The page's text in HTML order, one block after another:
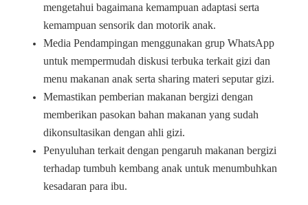
mengetahui bagaimana kemampuan adaptasi serta
kemampuan sensorik dan motorik anak.
Media Pendampingan menggunakan grup WhatsApp
untuk mempermudah diskusi terbuka terkait gizi dan
menu makanan anak serta sharing materi seputar gizi.
Memastikan pemberian makanan bergizi dengan
memberikan pasokan bahan makanan yang sudah
dikonsultasikan dengan ahli gizi.
Penyuluhan terkait dengan pengaruh makanan bergizi
terhadap tumbuh kembang anak untuk menumbuhkan
kesadaran para ibu.